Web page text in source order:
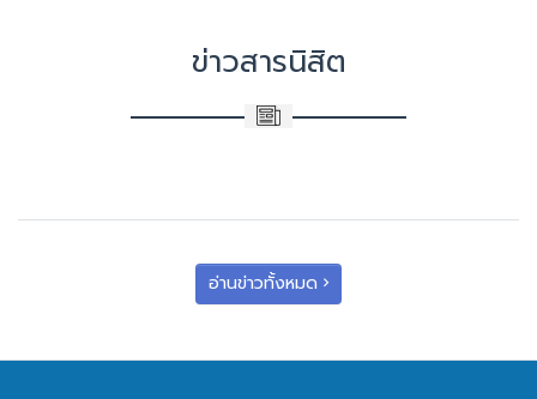
ข่าวสารนิสิต
อ่านข่าวทั้งหมด